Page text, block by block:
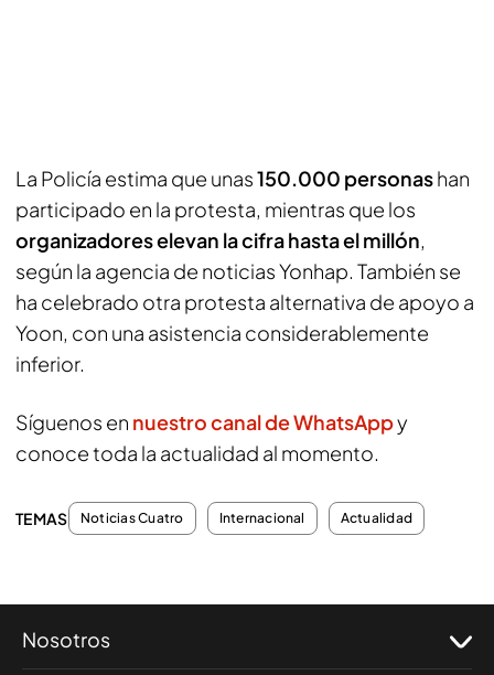
La Policía estima que unas150.000 personashan
participado en la protesta, mientras que los
organizadores elevan la cifra hasta el millón,
según la agencia de noticias Yonhap. También se
ha celebrado otra protesta alternativa de apoyo a
Yoon, con una asistencia considerablemente
inferior.
Síguenos en nuestro canal de WhatsAppy
conoce toda la actualidad al momento.
TEMAS Noticias Cuatro Internacional Actualidad
Nosotros